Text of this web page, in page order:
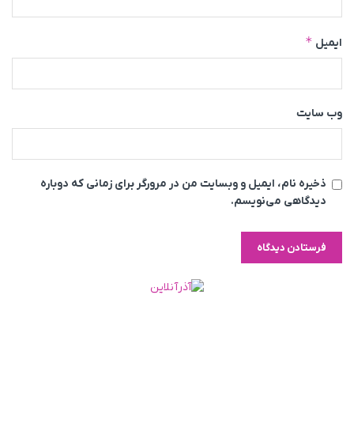
ایمیل *
وب‌ سایت
ذخیره نام، ایمیل و وبسایت من در مرورگر برای زمانی که دوباره
دیدگاهی می‌نویسم.